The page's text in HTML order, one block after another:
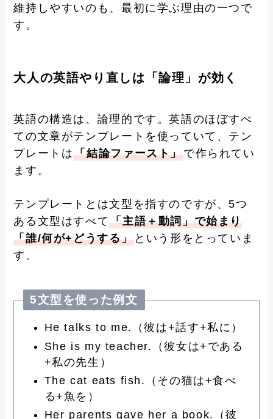
維持しやすいのも、最初に学ぶ理由の一つで
す。
大人の英語やり直しは「論理」が効く
英語の構造は、論理的です。英語のほぼすべ
ての文章がテンプレートを使っていて、テン
プレートは「結論ファースト」で作られてい
ます。
テンプレートとは文型を指すのですが、5つ
ある文型はすべて「主語＋動詞」で始まり
「誰/何が+どうする」 という形をとっていま
す。
5文型を使った例文
He talks to me.（彼は+話す+私に）
She is my teacher.（彼女は+である
+私の先生）
The cat eats fish.（その猫は+食べ
る+魚を）
Her parents gave her a book.（彼